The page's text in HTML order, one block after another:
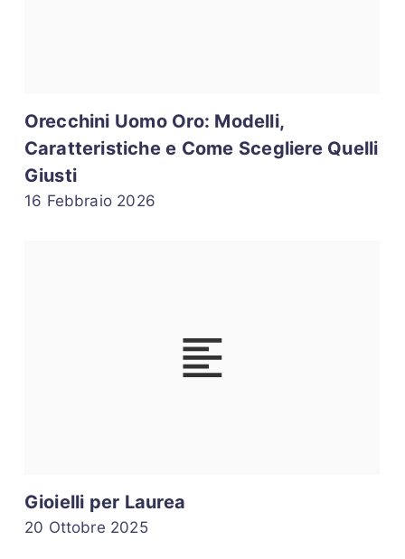
Orecchini Uomo Oro: Modelli,
Caratteristiche e Come Scegliere Quelli
Giusti
16 Febbraio 2026
Gioielli per Laurea
20 Ottobre 2025